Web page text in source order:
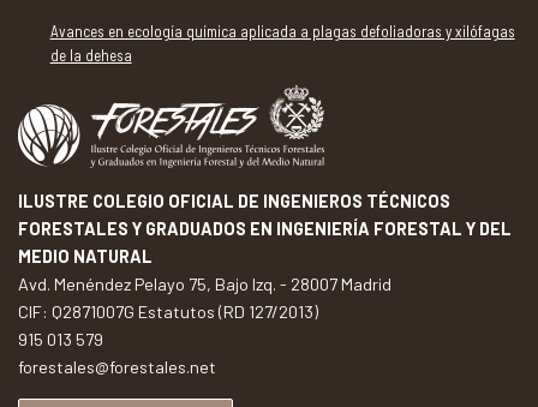
Avances en ecología química aplicada a plagas defoliadoras y xilófagas
de la dehesa
ILUSTRE COLEGIO OFICIAL DE INGENIEROS TÉCNICOS
FORESTALES Y GRADUADOS EN INGENIERÍA FORESTAL Y DEL
MEDIO NATURAL
Avd. Menéndez Pelayo 75, Bajo Izq. - 28007 Madrid
CIF: Q2871007G Estatutos (RD 127/2013)
915 013 579
forestales@forestales.net